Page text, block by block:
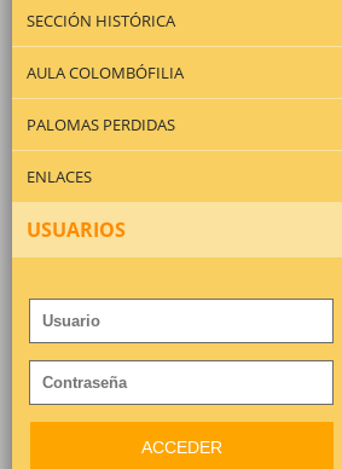
SECCIÓN HISTÓRICA
AULA COLOMBÓFILIA
PALOMAS PERDIDAS
ENLACES
USUARIOS
ACCEDER